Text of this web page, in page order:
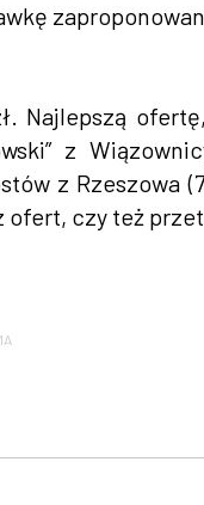
Najlepszą
z
z Rzeszowa
czy też